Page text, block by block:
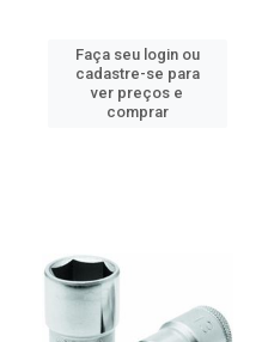
Faça seu login ou
cadastre-se para
ver preços e
comprar